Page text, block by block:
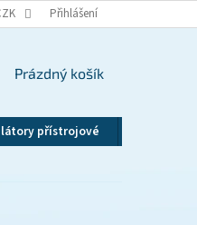
ZÁSADY OCHRANY OSOBNÍCH
Přihlášení
NÁKUPNÍ
Prázdný košík
přístrojové